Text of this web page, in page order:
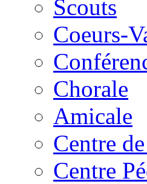
Scouts
Coeurs-
Chorale
Amicale
Centre
Centre